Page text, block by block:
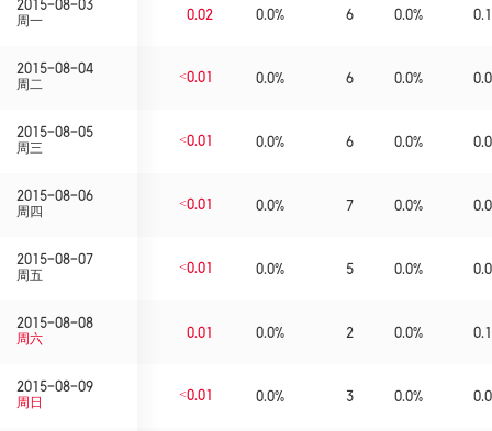
2015-08-03
周一
0.02 0.0% 6 0.0% 0.1
2015-08-04
周二
<0.01 0.0% 6 0.0% 0.0
2015-08-05
周三
<0.01 0.0% 6 0.0% 0.0
2015-08-06
周四
<0.01 0.0% 7 0.0% 0.0
2015-08-07
周五
<0.01 0.0% 5 0.0% 0.0
2015-08-08
周六
0.01 0.0% 2 0.0% 0.1
2015-08-09
周日
<0.01 0.0% 3 0.0% 0.0